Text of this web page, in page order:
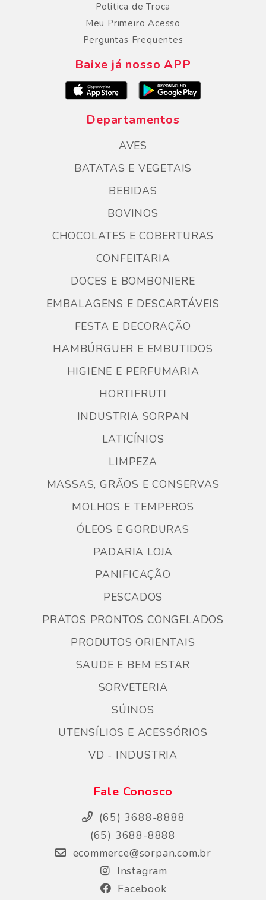
Politica de Troca
Meu Primeiro Acesso
Perguntas Frequentes
Baixe já nosso APP
Departamentos
AVES
BATATAS E VEGETAIS
BEBIDAS
BOVINOS
CHOCOLATES E COBERTURAS
CONFEITARIA
DOCES E BOMBONIERE
EMBALAGENS E DESCARTÁVEIS
FESTA E DECORAÇÃO
HAMBÚRGUER E EMBUTIDOS
HIGIENE E PERFUMARIA
HORTIFRUTI
INDUSTRIA SORPAN
LATICÍNIOS
LIMPEZA
MASSAS, GRÃOS E CONSERVAS
MOLHOS E TEMPEROS
ÓLEOS E GORDURAS
PADARIA LOJA
PANIFICAÇÃO
PESCADOS
PRATOS PRONTOS CONGELADOS
PRODUTOS ORIENTAIS
SAUDE E BEM ESTAR
SORVETERIA
SÚINOS
UTENSÍLIOS E ACESSÓRIOS
VD - INDUSTRIA
Fale Conosco
(65) 3688-8888
(65) 3688-8888
ecommerce@sorpan.com.br
Instagram
Facebook